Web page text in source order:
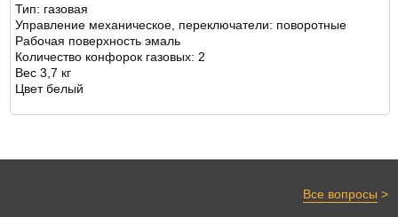
ОТЗЫВЫ
Тип: газовая
Управление механическое, переключатели: поворотные
Рабочая поверхность эмаль
Количество конфорок газовых: 2
Вес 3,7 кг
Цвет белый
Все вопросы >